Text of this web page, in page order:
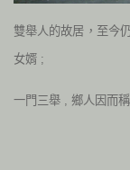
雙舉人的故居，至今
女婿 ;
一門三舉 , 鄉人因而